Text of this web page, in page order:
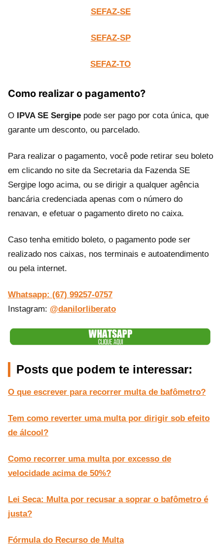
SEFAZ-SE
SEFAZ-SP
SEFAZ-TO
Como realizar o pagamento?
O IPVA SE Sergipe pode ser pago por cota única, que
garante um desconto, ou parcelado.
Para realizar o pagamento, você pode retirar seu boleto
em clicando no site da Secretaria da Fazenda SE
Sergipe logo acima, ou se dirigir a qualquer agência
bancária credenciada apenas com o número do
renavan, e efetuar o pagamento direto no caixa.
Caso tenha emitido boleto, o pagamento pode ser
realizado nos caixas, nos terminais e autoatendimento
ou pela internet.
Whatsapp: (67) 99257-0757
Instagram: @danilorliberato
Posts que podem te interessar:
O que escrever para recorrer multa de bafômetro?
Tem como reverter uma multa por dirigir sob efeito
de álcool?
Como recorrer uma multa por excesso de
velocidade acima de 50%?
Lei Seca: Multa por recusar a soprar o bafômetro é
justa?
Fórmula do Recurso de Multa